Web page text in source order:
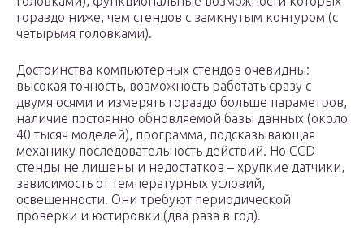
гораздо ниже, чем стендов с замкнутым контуром (с
четырьмя головками).
Достоинства компьютерных стендов очевидны:
высокая точность, возможность работать сразу с
двумя осями и измерять гораздо больше параметров,
наличие постоянно обновляемой базы данных (около
40 тысяч моделей), программа, подсказывающая
механику последовательность действий. Но ССD
стенды не лишены и недостатков – хрупкие датчики,
зависимость от температурных условий,
освещенности. Они требуют периодической
проверки и юстировки (два раза в год).